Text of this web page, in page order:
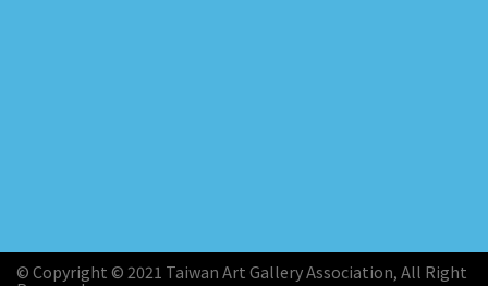
© Copyright © 2021 Taiwan Art Gallery Association, All Right